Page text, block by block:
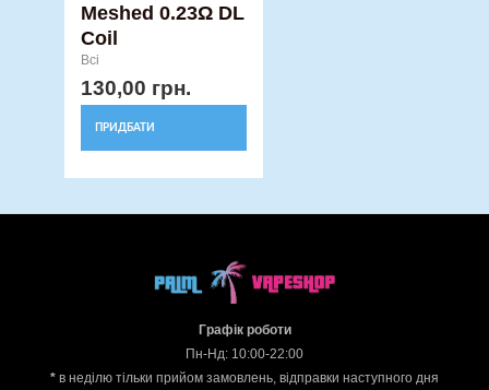
Meshed 0.23Ω DL
Coil
Всі
130,00 грн.
ПРИДБАТИ
Графік роботи
Пн-Нд: 10:00-22:00
* в неділю тільки прийом замовлень, відправки наступного дня